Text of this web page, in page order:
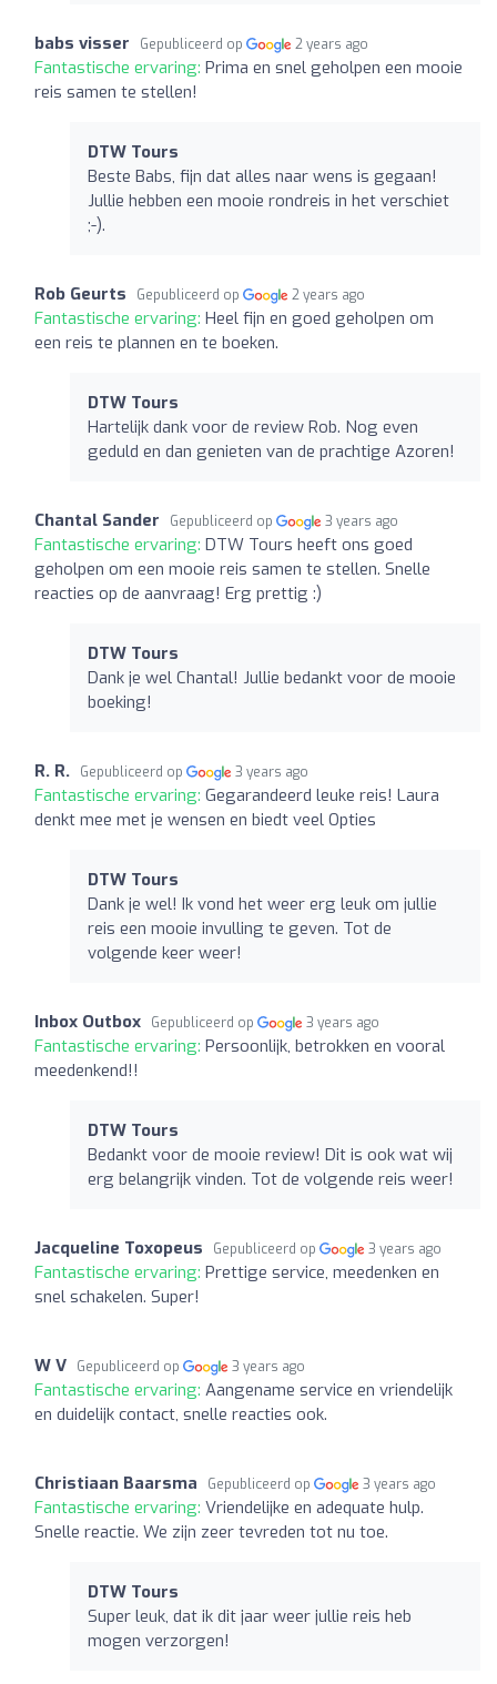
babs visser Gepubliceerd op 2 years ago
Fantastische ervaring: Prima en snel geholpen een mooie
reis samen te stellen!
DTW Tours
Beste Babs, fijn dat alles naar wens is gegaan!
Jullie hebben een mooie rondreis in het verschiet
;-).
Rob Geurts Gepubliceerd op 2 years ago
Fantastische ervaring: Heel fijn en goed geholpen om
een reis te plannen en te boeken.
DTW Tours
Hartelijk dank voor de review Rob. Nog even
geduld en dan genieten van de prachtige Azoren!
Chantal Sander Gepubliceerd op 3 years ago
Fantastische ervaring: DTW Tours heeft ons goed
geholpen om een mooie reis samen te stellen. Snelle
reacties op de aanvraag! Erg prettig :)
DTW Tours
Dank je wel Chantal! Jullie bedankt voor de mooie
boeking!
R. R. Gepubliceerd op 3 years ago
Fantastische ervaring: Gegarandeerd leuke reis! Laura
denkt mee met je wensen en biedt veel Opties
DTW Tours
Dank je wel! Ik vond het weer erg leuk om jullie
reis een mooie invulling te geven. Tot de
volgende keer weer!
Inbox Outbox Gepubliceerd op 3 years ago
Fantastische ervaring: Persoonlijk, betrokken en vooral
meedenkend!!
DTW Tours
Bedankt voor de mooie review! Dit is ook wat wij
erg belangrijk vinden. Tot de volgende reis weer!
Jacqueline Toxopeus Gepubliceerd op 3 years ago
Fantastische ervaring: Prettige service, meedenken en
snel schakelen. Super!
W V Gepubliceerd op 3 years ago
Fantastische ervaring: Aangename service en vriendelijk
en duidelijk contact, snelle reacties ook.
Christiaan Baarsma Gepubliceerd op 3 years ago
Fantastische ervaring: Vriendelijke en adequate hulp.
Snelle reactie. We zijn zeer tevreden tot nu toe.
DTW Tours
Super leuk, dat ik dit jaar weer jullie reis heb
mogen verzorgen!